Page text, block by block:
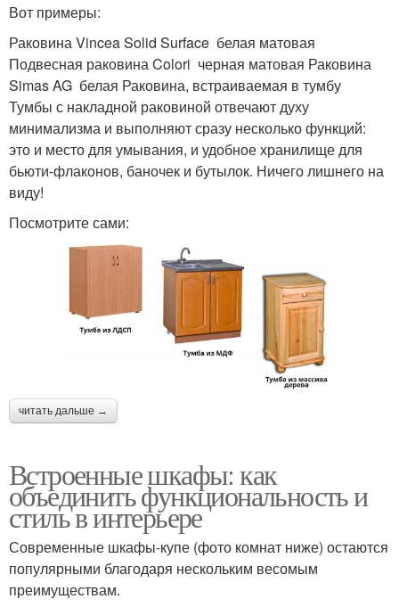
Вот примеры:
Раковина Vincea Solid Surface белая матовая
Подвесная раковина Colori черная матовая Раковина
Simas AG белая Раковина, встраиваемая в тумбу
Тумбы с накладной раковиной отвечают духу
минимализма и выполняют сразу несколько функций:
это и место для умывания, и удобное хранилище для
бьюти-флаконов, баночек и бутылок. Ничего лишнего на
виду!
Посмотрите сами:
читать дальше →
Встроенные шкафы: как
объединить функциональность и
стиль в интерьере
Современные шкафы-купе (фото комнат ниже) остаются
популярными благодаря нескольким весомым
преимуществам.